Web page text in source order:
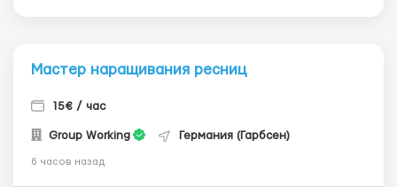
Мастер наращивания ресниц
15€ / час
Group Working Германия (Гарбсен)
6 часов назад